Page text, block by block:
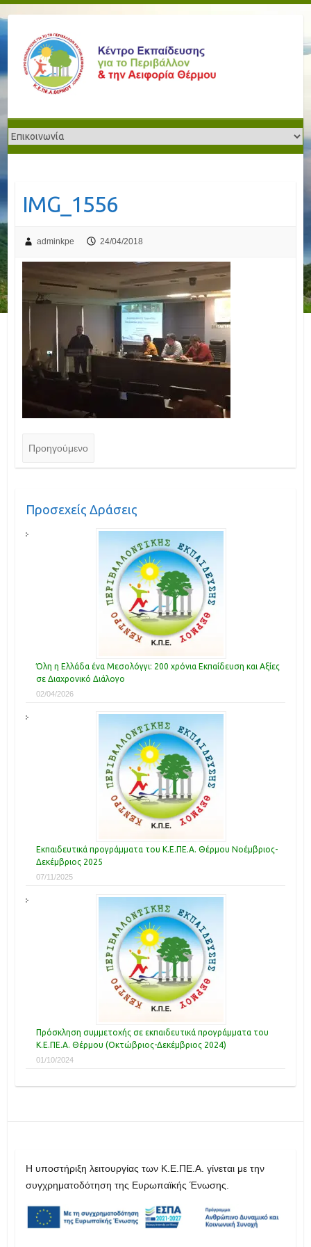
IMG_1556
adminkpe 24/04/2018
Προηγούμενο
Προσεχείς Δράσεις
Όλη η Ελλάδα ένα Μεσολόγγι: 200 χρόνια Εκπαίδευση και Αξίες
σε Διαχρονικό Διάλογο
02/04/2026
Εκπαιδευτικά προγράμματα του Κ.Ε.ΠΕ.Α. Θέρμου Νοέμβριος-
Δεκέμβριος 2025
07/11/2025
Πρόσκληση συμμετοχής σε εκπαιδευτικά προγράμματα του
Κ.Ε.ΠΕ.Α. Θέρμου (Οκτώβριος-Δεκέμβριος 2024)
01/10/2024
H υποστήριξη λειτουργίας των Κ.Ε.ΠΕ.Α. γίνεται με την
συγχρηματοδότηση της Ευρωπαϊκής Ένωσης.